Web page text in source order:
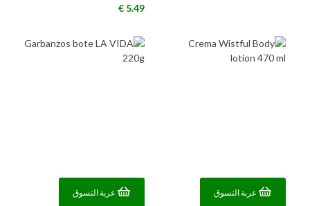
السعر
5.49 €
عربة التسوق عربة التسوق